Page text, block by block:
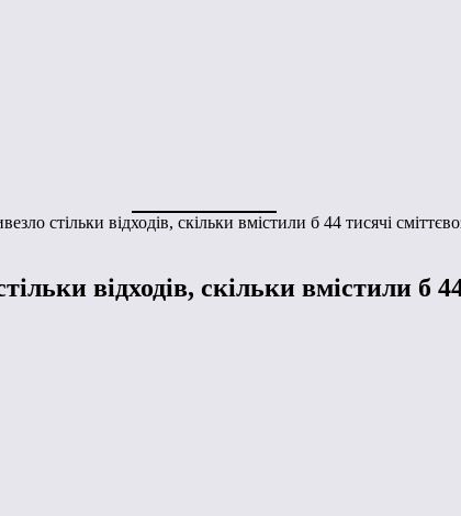
стільки відходів, скільки вмістили б 44 тисячі
відходів, скільки вмістили б